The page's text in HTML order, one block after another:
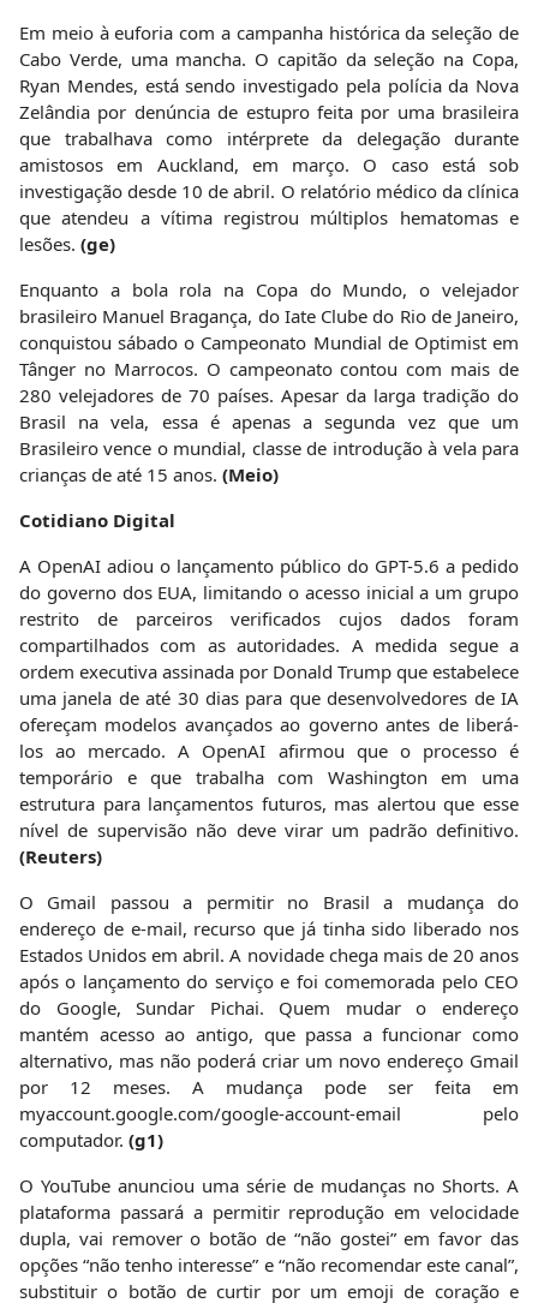
Em meio à euforia com a campanha histórica da seleção de
Cabo Verde, uma mancha. O capitão da seleção na Copa,
Ryan Mendes, está sendo investigado pela polícia da Nova
Zelândia por denúncia de estupro feita por uma brasileira
que trabalhava como intérprete da delegação durante
amistosos em Auckland, em março. O caso está sob
investigação desde 10 de abril. O relatório médico da clínica
que atendeu a vítima registrou múltiplos hematomas e
lesões. (ge)
Enquanto a bola rola na Copa do Mundo, o velejador
brasileiro Manuel Bragança, do Iate Clube do Rio de Janeiro,
conquistou sábado o Campeonato Mundial de Optimist em
Tânger no Marrocos. O campeonato contou com mais de
280 velejadores de 70 países. Apesar da larga tradição do
Brasil na vela, essa é apenas a segunda vez que um
Brasileiro vence o mundial, classe de introdução à vela para
crianças de até 15 anos. (Meio)
Cotidiano Digital
A OpenAI adiou o lançamento público do GPT-5.6 a pedido
do governo dos EUA, limitando o acesso inicial a um grupo
restrito de parceiros verificados cujos dados foram
compartilhados com as autoridades. A medida segue a
ordem executiva assinada por Donald Trump que estabelece
uma janela de até 30 dias para que desenvolvedores de IA
ofereçam modelos avançados ao governo antes de liberá-
los ao mercado. A OpenAI afirmou que o processo é
temporário e que trabalha com Washington em uma
estrutura para lançamentos futuros, mas alertou que esse
nível de supervisão não deve virar um padrão definitivo.
(Reuters)
O Gmail passou a permitir no Brasil a mudança do
endereço de e-mail, recurso que já tinha sido liberado nos
Estados Unidos em abril. A novidade chega mais de 20 anos
após o lançamento do serviço e foi comemorada pelo CEO
do Google, Sundar Pichai. Quem mudar o endereço
mantém acesso ao antigo, que passa a funcionar como
alternativo, mas não poderá criar um novo endereço Gmail
por 12 meses. A mudança pode ser feita em
myaccount.google.com/google-account-email pelo
computador. (g1)
O YouTube anunciou uma série de mudanças no Shorts. A
plataforma passará a permitir reprodução em velocidade
dupla, vai remover o botão de “não gostei” em favor das
opções “não tenho interesse” e “não recomendar este canal”,
substituir o botão de curtir por um emoji de coração e